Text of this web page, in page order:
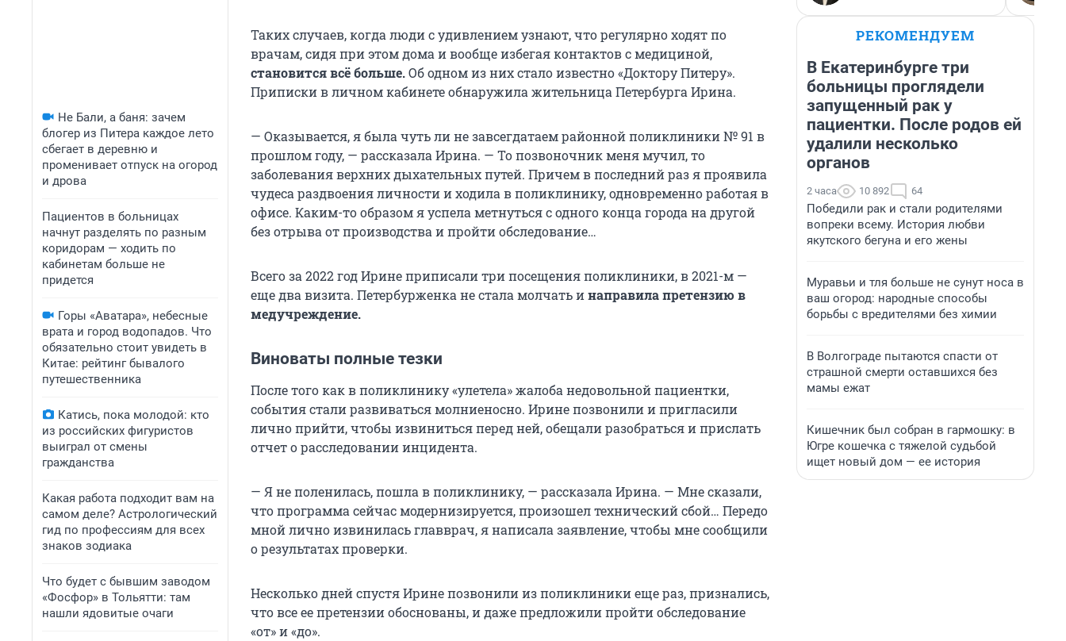
Не Бали, а баня: зачем
блогер из Питера каждое лето
сбегает в деревню и
променивает отпуск на огород
и дрова
Пациентов в больницах
начнут разделять по разным
коридорам — ходить по
кабинетам больше не
придется
Горы «Аватара», небесные
врата и город водопадов. Что
обязательно стоит увидеть в
Китае: рейтинг бывалого
путешественника
Катись, пока молодой: кто
из российских фигуристов
выиграл от смены
гражданства
Какая работа подходит вам на
самом деле? Астрологический
гид по профессиям для всех
знаков зодиака
Что будет с бывшим заводом
«Фосфор» в Тольятти: там
нашли ядовитые очаги
Таких случаев, когда люди с удивлением узнают, что регулярно ходят по
врачам, сидя при этом дома и вообще избегая контактов с медициной,
становится всё больше.Об одном из них стало известно «Доктору Питеру».
Приписки в личном кабинете обнаружила жительница Петербурга Ирина.
— Оказывается, я была чуть ли не завсегдатаем районной поликлиники № 91 в
прошлом году, — рассказала Ирина. — То позвоночник меня мучил, то
заболевания верхних дыхательных путей. Причем в последний раз я проявила
чудеса раздвоения личности и ходила в поликлинику, одновременно работая в
офисе. Каким-то образом я успела метнуться с одного конца города на другой
без отрыва от производства и пройти обследование…
Всего за 2022 год Ирине приписали три посещения поликлиники, в 2021-м —
еще два визита. Петербурженка не стала молчать инаправила претензию в
медучреждение.
Виноваты полные тезки
После того как в поликлинику «улетела» жалоба недовольной пациентки,
события стали развиваться молниеносно. Ирине позвонили и пригласили
лично прийти, чтобы извиниться перед ней, обещали разобраться и прислать
отчет о расследовании инцидента.
— Я не поленилась, пошла в поликлинику, — рассказала Ирина. — Мне сказали,
что программа сейчас модернизируется, произошел технический сбой… Передо
мной лично извинилась главврач, я написала заявление, чтобы мне сообщили
о результатах проверки.
Несколько дней спустя Ирине позвонили из поликлиники еще раз, признались,
что все ее претензии обоснованы, и даже предложили пройти обследование
«от» и «до».
РЕКОМЕНДУЕМ
В Екатеринбурге три
больницы проглядели
запущенный рак у
пациентки. После родов ей
удалили несколько
органов
2 часа 10 892 64
Победили рак и стали родителями
вопреки всему. История любви
якутского бегуна и его жены
Муравьи и тля больше не сунут носа в
ваш огород: народные способы
борьбы с вредителями без химии
В Волгограде пытаются спасти от
страшной смерти оставшихся без
мамы ежат
Кишечник был собран в гармошку: в
Югре кошечка с тяжелой судьбой
ищет новый дом — ее история